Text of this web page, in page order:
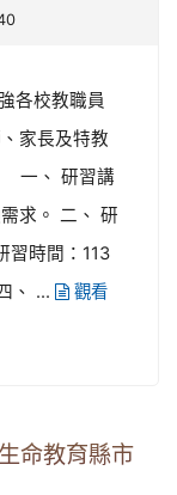
各校教職員
家長及特教
一、 研習講
求。 二、 研
習時間：113
、 ...
觀看
命教育縣市